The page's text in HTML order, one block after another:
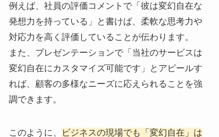
例えば、社員の評価コメントで「彼は変幻自在な
発想力を持っている」と書けば、柔軟な思考力や
対応力を高く評価していることが伝わります。
また、プレゼンテーションで「当社のサービスは
変幻自在にカスタマイズ可能です」とアピールす
れば、顧客の多様なニーズに応えられることを強
調できます。
このように、
ビジネスの現場でも「変幻自在」は